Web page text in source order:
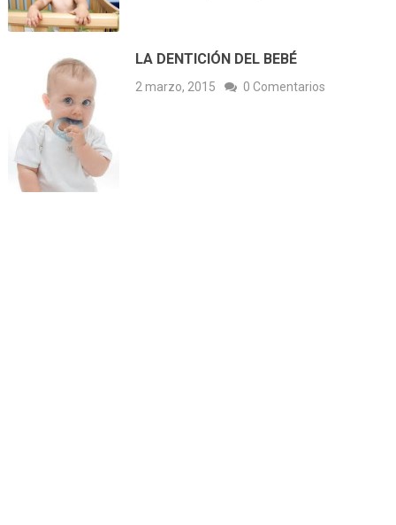
LA DENTICIÓN DEL BEBÉ
2 marzo, 2015 0 Comentarios